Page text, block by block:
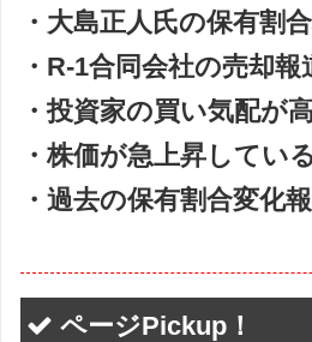
・大島正人氏の保有割
・R-1合同会社の売却報
・投資家の買い気配が
・株価が急上昇している
・過去の保有割合変化
ページPickup！